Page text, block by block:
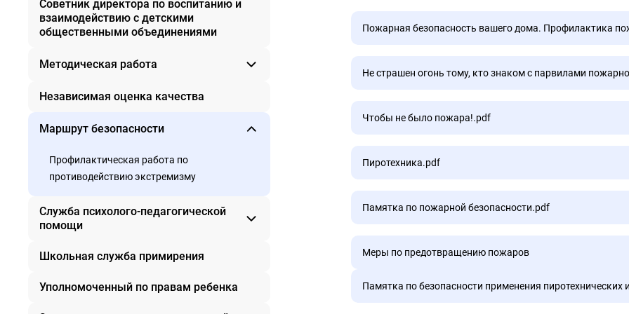
Государственная итоговая аттестация
Книга рекордов школьных сообществ
История пионерии - история страны
Внеурочная деятельность
Советник директора по воспитанию и
взаимодействию с детскими
общественными объединениями
Методическая работа
Методический кабинет
Инновационная деятельность
Независимая оценка качества
Маршрут безопасности
Профилактическая работа по
противодействию экстремизму
Служба психолого-педагогической
помощи
Наши специалисты
Школьная служба примирения
Уполномоченный по правам ребенка
Пожарная безопасность вашего дома. Профилактика
Не страшен огонь тому, кто знаком с парвилами
Чтобы не было пожара!.pdf
Пиротехника.pdf
Памятка по пожарной безопасности.pdf
Меры по предотвращению пожаров
Памятка по безопасности применения пиротехнических